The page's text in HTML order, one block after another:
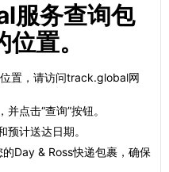
服务查询包
置。
置，请访问track.global网
点击“查询”按钮。
计送达日期。
Day & Ross快递包裹，确保